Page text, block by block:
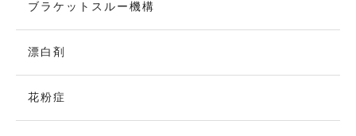
ブラケットスルー機構
漂白剤
花粉症